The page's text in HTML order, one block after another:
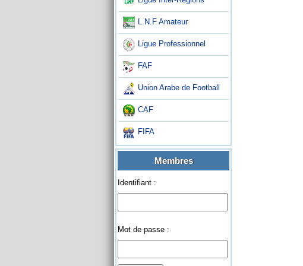
L.N.F Amateur
Ligue Professionnel
FAF
Union Arabe de Football
CAF
FIFA
Membres
Identifiant :
Mot de passe :